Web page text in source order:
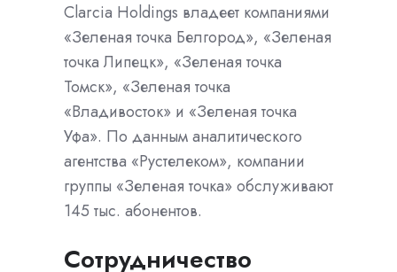
Clarcia Holdings владеет компаниями
«Зеленая точка Белгород», «Зеленая
точка Липецк», «Зеленая точка
Томск», «Зеленая точка
«Владивосток» и «Зеленая точка
Уфа». По данным аналитического
агентства «Рустелеком», компании
группы «Зеленая точка» обслуживают
145 тыс. абонентов.
Сотрудничество